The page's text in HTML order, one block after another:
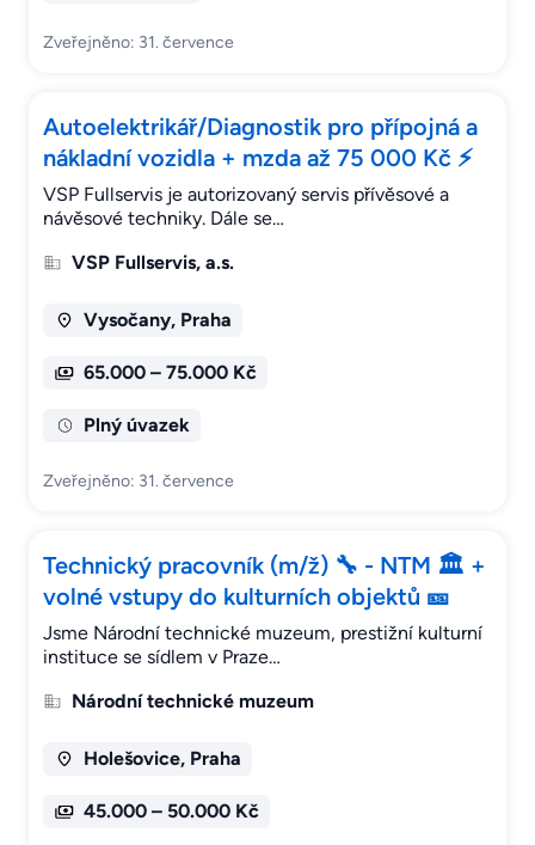
Zveřejněno: 31. července
Autoelektrikář/Diagnostik pro přípojná a
nákladní vozidla + mzda až 75 000 Kč ⚡
VSP Fullservis je autorizovaný servis přívěsové a
návěsové techniky. Dále se…
VSP Fullservis, a.s.
Vysočany, Praha
65.000 – 75.000 Kč
Plný úvazek
Zveřejněno: 31. července
Technický pracovník (m/ž) 🔧 - NTM 🏛 +
volné vstupy do kulturních objektů 🎫
Jsme Národní technické muzeum, prestižní kulturní
instituce se sídlem v Praze…
Národní technické muzeum
Holešovice, Praha
45.000 – 50.000 Kč